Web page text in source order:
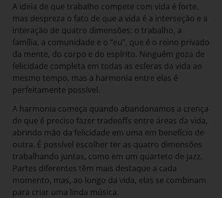
A ideia de que trabalho compete com vida é forte,
mas despreza o fato de que a vida é a interseção e a
interação de quatro dimensões: o trabalho, a
família, a comunidade e o “eu”, que é o reino privado
da mente, do corpo e do espírito. Ninguém goza de
felicidade completa em todas as esferas da vida ao
mesmo tempo, mas a harmonia entre elas é
perfeitamente possível.
A harmonia começa quando abandonamos a crença
de que é preciso fazer tradeoffs entre áreas da vida,
abrindo mão da felicidade em uma em benefício de
outra. É possível escolher ter as quatro dimensões
trabalhando juntas, como em um quarteto de jazz.
Partes diferentes têm mais destaque a cada
momento, mas, ao longo da vida, elas se combinam
para criar uma linda música.